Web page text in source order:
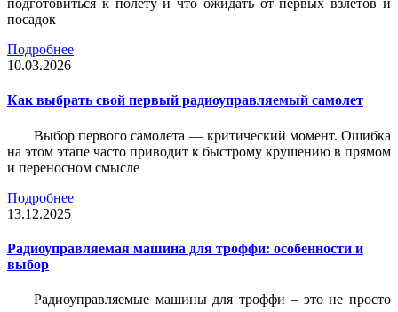
подготовиться к полету и что ожидать от первых взлетов и
посадок
Подробнее
10.03.2026
Как выбрать свой первый радиоуправляемый самолет
Выбор первого самолета — критический момент. Ошибка
на этом этапе часто приводит к быстрому крушению в прямом
и переносном смысле
Подробнее
13.12.2025
Радиоуправляемая машина для троффи: особенности и
выбор
Радиоуправляемые машины для троффи – это не просто